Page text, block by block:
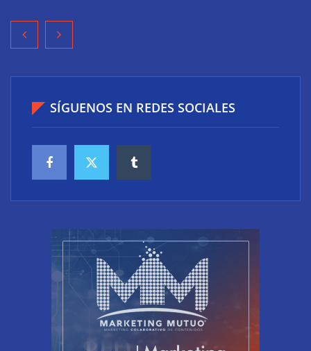
su cartera integrada y soluciones inteligentes
SÍGUENOS EN REDES SOCIALES